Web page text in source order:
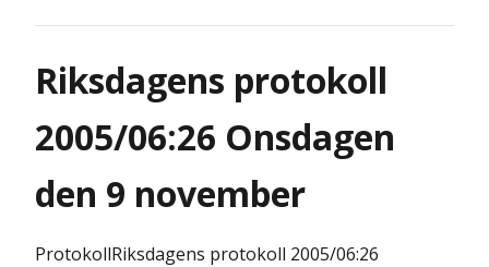
Riksdagens protokoll
2005/06:26 Onsdagen
den 9 november
ProtokollRiksdagens protokoll 2005/06:26